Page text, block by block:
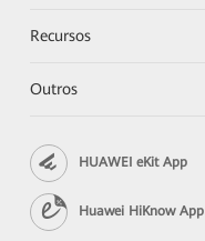
Recursos
Outros
HUAWEI eKit App
Huawei HiKnow App